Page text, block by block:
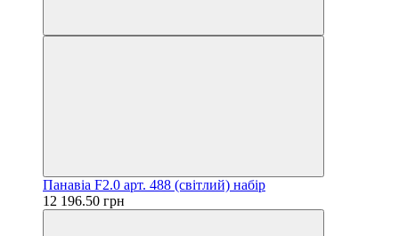
Панавіа F2.0 арт. 488 (світлий) набір
12 196.50 грн